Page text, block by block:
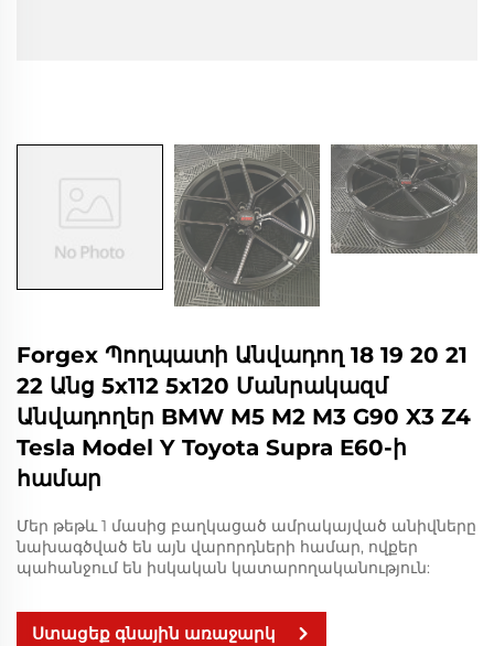
Forgex Պողպատի Անվադող 18 19 20 21
22 Անց 5x112 5x120 Մանրակազմ
Անվադողեր BMW M5 M2 M3 G90 X3 Z4
Tesla Model Y Toyota Supra E60-ի
համար
Մեր թեթև 1 մասից բաղկացած ամրակայված անիվները
նախագծված են այն վարորդների համար, ովքեր
պահանջում են իսկական կատարողականություն:
Ստացեք գնային առաջարկ